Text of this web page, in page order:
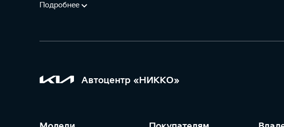
Подробнее
Автоцентр «НИККО»